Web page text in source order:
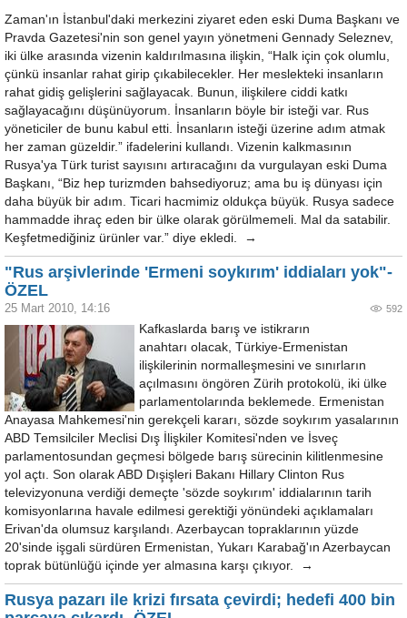
Zaman'ın İstanbul'daki merkezini ziyaret eden eski Duma Başkanı ve
Pravda Gazetesi'nin son genel yayın yönetmeni Gennady Seleznev,
iki ülke arasında vizenin kaldırılmasına ilişkin, “Halk için çok olumlu,
çünkü insanlar rahat girip çıkabilecekler. Her meslekteki insanların
rahat gidiş gelişlerini sağlayacak. Bunun, ilişkilere ciddi katkı
sağlayacağını düşünüyorum. İnsanların böyle bir isteği var. Rus
yöneticiler de bunu kabul etti. İnsanların isteği üzerine adım atmak
her zaman güzeldir.” ifadelerini kullandı. Vizenin kalkmasının
Rusya'ya Türk turist sayısını artıracağını da vurgulayan eski Duma
Başkanı, “Biz hep turizmden bahsediyoruz; ama bu iş dünyası için
daha büyük bir adım. Ticari hacmimiz oldukça büyük. Rusya sadece
hammadde ihraç eden bir ülke olarak görülmemeli. Mal da satabilir.
Keşfetmediğiniz ürünler var.” diye ekledi. →
"Rus arşivlerinde 'Ermeni soykırım' iddiaları yok"-
ÖZEL
25 Mart 2010, 14:16 592
Kafkaslarda barış ve istikrarın
anahtarı olacak, Türkiye-Ermenistan
ilişkilerinin normalleşmesini ve sınırların
açılmasını öngören Zürih protokolü, iki ülke
parlamentolarında beklemede. Ermenistan
Anayasa Mahkemesi'nin gerekçeli kararı, sözde soykırım yasalarının
ABD Temsilciler Meclisi Dış İlişkiler Komitesi'nden ve İsveç
parlamentosundan geçmesi bölgede barış sürecinin kilitlenmesine
yol açtı. Son olarak ABD Dışişleri Bakanı Hillary Clinton Rus
televizyonuna verdiği demeçte 'sözde soykırım' iddialarının tarih
komisyonlarına havale edilmesi gerektiği yönündeki açıklamaları
Erivan'da olumsuz karşılandı. Azerbaycan topraklarının yüzde
20'sinde işgali sürdüren Ermenistan, Yukarı Karabağ'ın Azerbaycan
toprak bütünlüğü içinde yer almasına karşı çıkıyor. →
Rusya pazarı ile krizi fırsata çevirdi; hedefi 400 bin